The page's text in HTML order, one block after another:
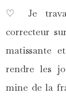
♡ Je
correcteur
matissante
rendre les
mine de la